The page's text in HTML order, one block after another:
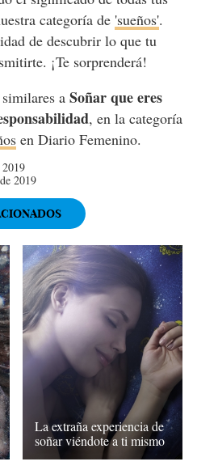
categoría de 'sueños'.
de descubrir lo que tu
¡Te sorprenderá!
a Soñar que eres
, en la categoría
en Diario Femenino.
2019
La extraña experiencia de
soñar viéndote a ti mismo